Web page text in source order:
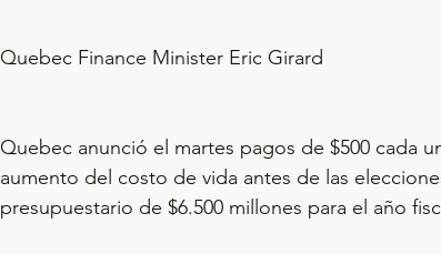
Quebec Finance Minister Eric Girard
Quebec anunció el martes pagos de $500 cada
aumento del costo de vida antes de las
presupuestario de $6.500 millones para el año